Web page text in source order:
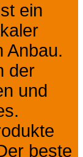
ein
Anbau.
der
und
beste